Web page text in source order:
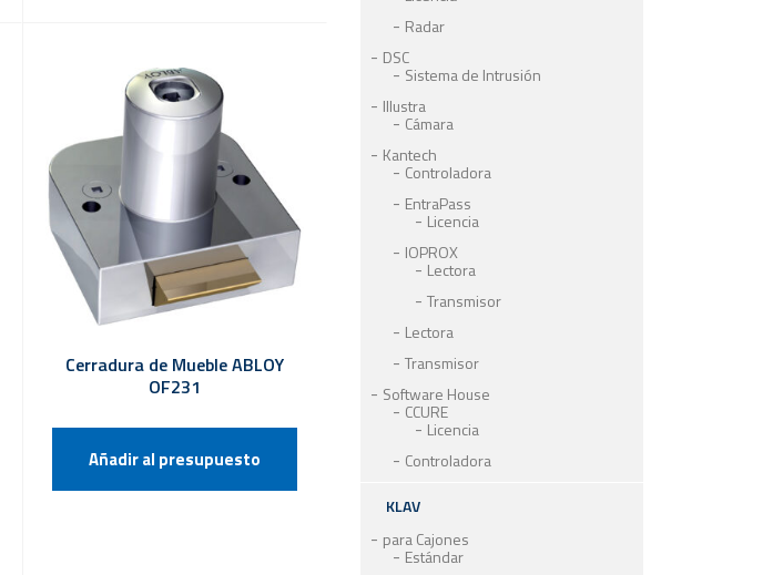
Cerradura de Mueble ABLOY
OF231
Añadir al presupuesto
Radar
DSC
Sistema de Intrusión
Illustra
Cámara
Kantech
Controladora
EntraPass
Licencia
IOPROX
Lectora
Transmisor
Lectora
Transmisor
Software House
CCURE
Licencia
Controladora
KLAV
para Cajones
Estándar